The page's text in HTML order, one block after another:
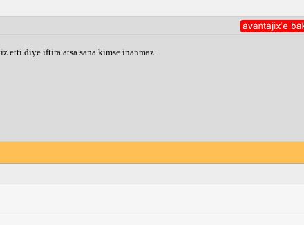
etti diye iftira atsa sana kimse inanmaz.